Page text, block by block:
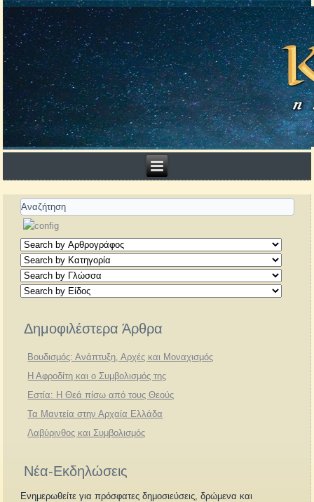
Δημοφιλέστερα Άρθρα
Βουδισμός: Ανάπτυξη, Αρχές και Μοναχισμός
Η Αφροδίτη και ο Συμβολισμός της
Εστία: Η Θεά πίσω από τους Θεούς
Τα Μαντεία στην Αρχαία Ελλάδα
Λαβύρινθος και Συμβολισμός
Νέα-Εκδηλώσεις
Ενημερωθείτε για πρόσφατες δημοσιεύσεις, δρώμενα και